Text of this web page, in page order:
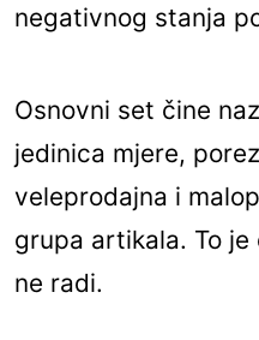
negativnog stanja
Osnovni set čine
jedinica mjere,
veleprodajna i
grupa artikala. To
ne radi.